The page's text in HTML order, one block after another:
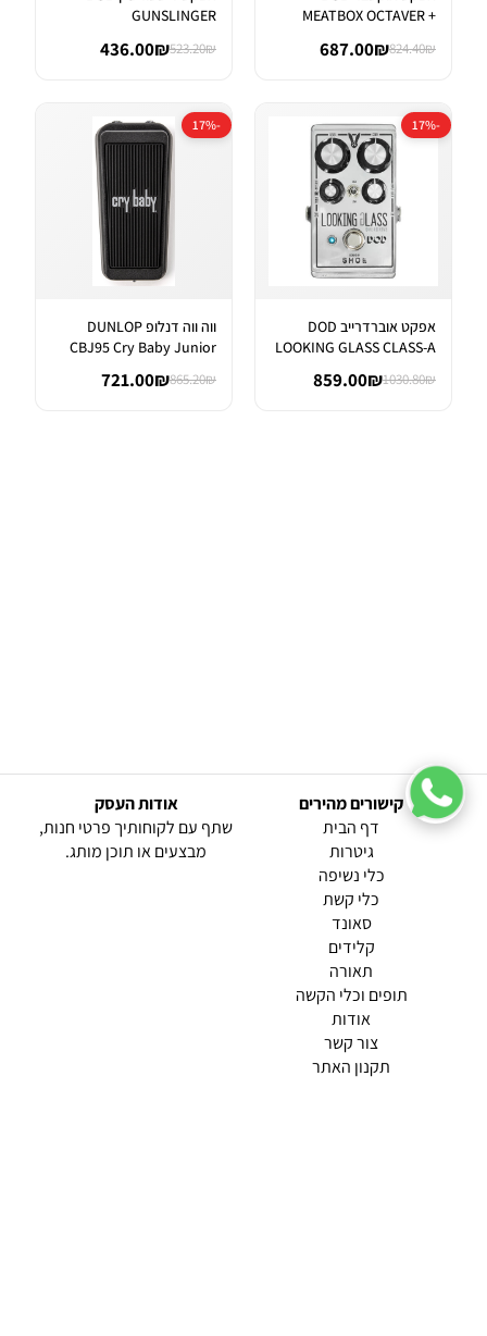
MEATBOX OCTAVER +
824.40₪
687.00₪
GUNSLINGER
523.20₪
436.00₪
-17%
אפקט אוברדרייב DOD
LOOKING GLASS CLASS-A
1030.80₪
859.00₪
-17%
ווה ווה דנלופ DUNLOP
CBJ95 Cry Baby Junior
865.20₪
721.00₪
קישורים מהירים
דף הבית
גיטרות
כלי נשיפה
כלי קשת
סאונד
קלידים
תאורה
תופים וכלי הקשה
אודות
צור קשר
(current)
תקנון האתר
אודות העסק
שתף עם לקוחותיך פרטי חנות,
מבצעים או תוכן מותג.